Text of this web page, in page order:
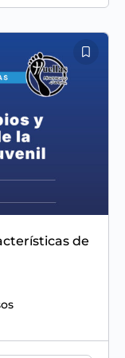
de